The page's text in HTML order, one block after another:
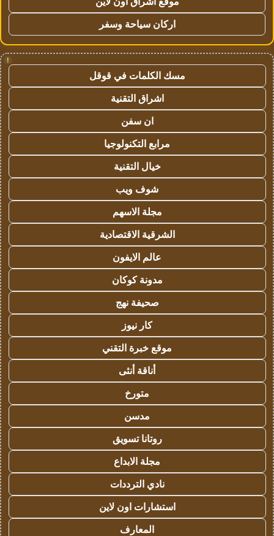
اركان سياحة وسفر
!
مسك الكلمات في قوقل
اشراق التقنية
ان سفن
مرابع التكنولوجيا
خيال التقنية
شوف ويب
مجلة الاسهم
الشرقية الاقتصادية
عالم الايفون
مدونة كوكان
صحيفة نهج
كار نيوز
موقع خبرة التقني
أناقة أنثى
متورخ
مدسن
روتانا تسويق
مجلة الابداع
نادي الترددات
استشارات اون لاين
المعارف